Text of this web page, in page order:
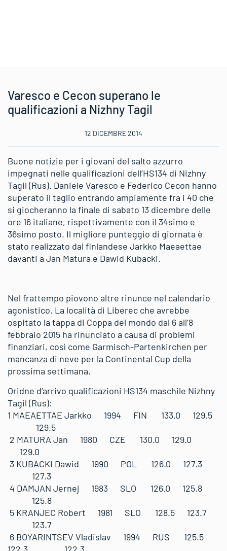
Varesco e Cecon superano le
qualificazioni a Nizhny Tagil
12 DICEMBRE 2014
Buone notizie per i giovani del salto azzurro
impegnati nelle qualificazioni dell’HS134 di Nizhny
Tagil (Rus). Daniele Varesco e Federico Cecon hanno
superato il taglio entrando ampiamente fra i 40 che
si giocheranno la finale di sabato 13 dicembre delle
ore 16 italiane, rispettivamente con il 34simo e
36simo posto. Il migliore punteggio di giornata è
stato realizzato dal finlandese Jarkko Maeaettae
davanti a Jan Matura e Dawid Kubacki.
Nel frattempo piovono altre rinunce nel calendario
agonistico. La località di Liberec che avrebbe
ospitato la tappa di Coppa del mondo dal 6 all’8
febbraio 2015 ha rinunciato a causa di problemi
finanziari, così come Garmisch-Partenkirchen per
mancanza di neve per la Continental Cup della
prossima settimana.
Oridne d’arrivo qualificazioni HS134 maschile Nizhny
Tagil (Rus):
1 MAEAETTAE Jarkko 1994 FIN 133.0 129.5
129.5
2 MATURA Jan 1980 CZE 130.0 129.0
129.0
3 KUBACKI Dawid 1990 POL 126.0 127.3
127.3
4 DAMJAN Jernej 1983 SLO 126.0 125.8
125.8
5 KRANJEC Robert 1981 SLO 128.5 123.7
123.7
6 BOYARINTSEV Vladislav 1994 RUS 125.5